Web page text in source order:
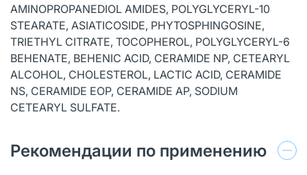
AMINOPROPANEDIOL AMIDES, POLYGLYCERYL-10
STEARATE, ASIATICOSIDE, PHYTOSPHINGOSINE,
TRIETHYL CITRATE, TOCOPHEROL, POLYGLYCERYL-6
BEHENATE, BEHENIC ACID, CERAMIDE NP, CETEARYL
ALCOHOL, CHOLESTEROL, LACTIC ACID, CERAMIDE
NS, CERAMIDE EOP, CERAMIDE AP, SODIUM
CETEARYL SULFATE.
Рекомендации по применению